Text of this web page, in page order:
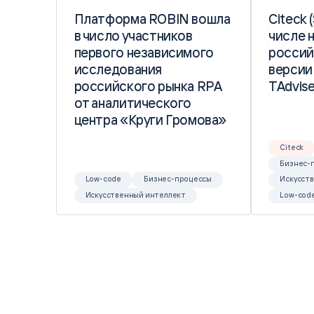
Платформа ROBIN вошла
в число участников
первого независимого
исследования
российского рынка RPA
от аналитического
центра «Круги Громова»
Платформа ROBIN вошла
в число участников
первого независимого
исследования
российского рынка RPA
от аналитического
центра «Круги Громова»
Low-code
Бизнес-процессы
Искусственный интеллект
Citeck
числе
Citeck
числе
Citeck
Бизнес-
Low-